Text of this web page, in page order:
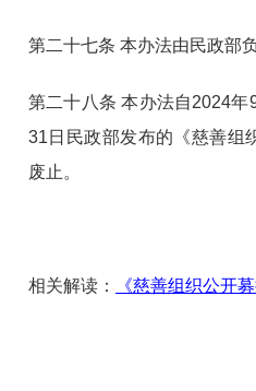
第二十七条本办法由民政部
第二十八条本办法自2024年
31日民政部发布的《慈善组
废止。
相关解读： 《慈善组织公开